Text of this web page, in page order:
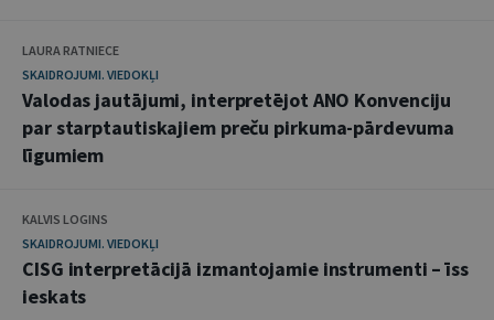
LAURA RATNIECE
SKAIDROJUMI. VIEDOKĻI
Valodas jautājumi, interpretējot ANO Konvenciju
par starptautiskajiem preču pirkuma-pārdevuma
līgumiem
KALVIS LOGINS
SKAIDROJUMI. VIEDOKĻI
CISG interpretācijā izmantojamie instrumenti – īss
ieskats